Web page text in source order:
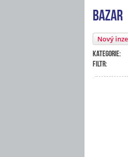
Bazar
Nový
Kategorie:
Filtr: